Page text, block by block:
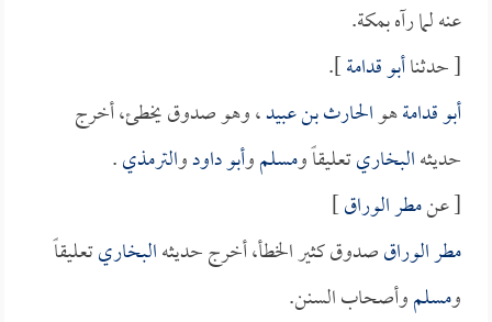
عنه لما رآه بمكة.
[ حدثناأبو قدامة].
أبو قدامةهوالحارث بن عبيد، وهو صدوق يخطئ، أخرج
حديثهالبخاريتعليقاً ومسلموأبو داودوالترمذي.
[ عنمطر الوراق]
مطر الوراقصدوق كثير الخطأ، أخرج حديثهالبخاريتعليقاً
ومسلموأصحاب السنن.